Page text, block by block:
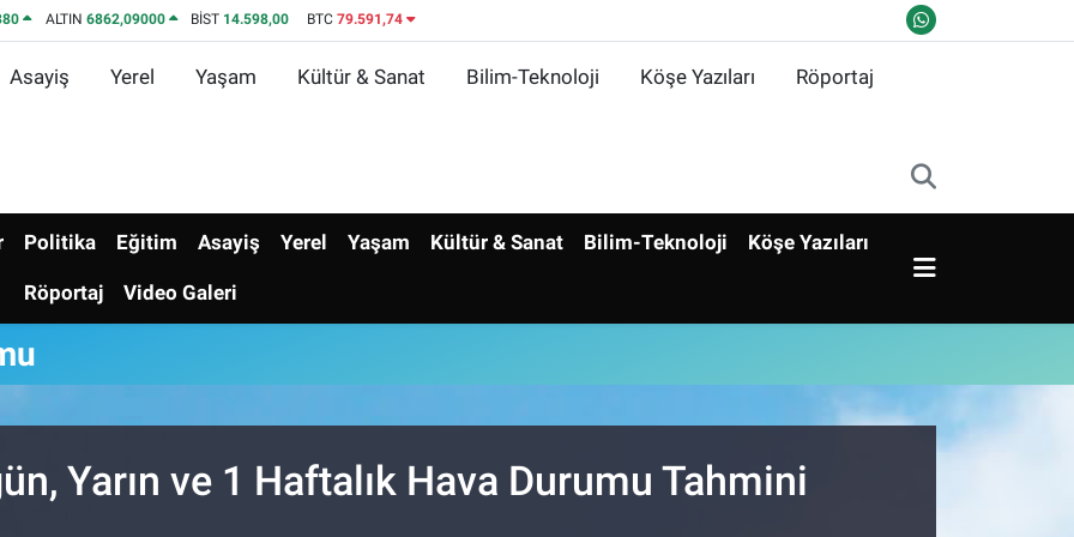
ALTIN 6862,09000 BİST 14.598,00 BTC 79.591,74
Asayiş Yerel Yaşam Kültür & Sanat Bilim-Teknoloji Köşe Yazıları Röportaj
Politika Eğitim Asayiş Yerel Yaşam Kültür & Sanat Bilim-Teknoloji Köşe Yazıları
Röportaj Video Galeri
Yarın ve 1 Haftalık Hava Durumu Tahmini